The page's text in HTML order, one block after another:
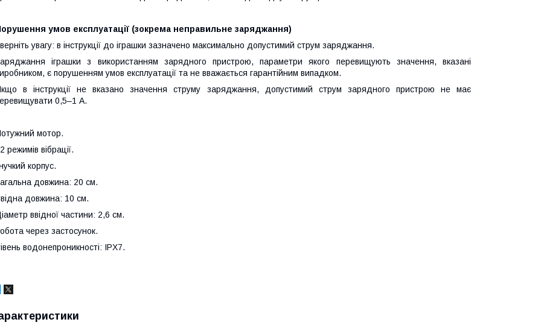
умов експлуатації (зокрема неправильне заряджання)
увагу: в інструкції до іграшки зазначено максимально допустимий струм заряджання.
іграшки з використанням зарядного пристрою, параметри якого перевищують значення, вказані
є порушенням умов експлуатації та не вважається гарантійним випадком.
в інструкції не вказано значення струму заряджання, допустимий струм зарядного пристрою не має
0,5–1 А.
мотор.
режимів вібрації.
корпус.
довжина: 20 см.
довжина: 10 см.
ввідної частини: 2,6 см.
через застосунок.
водонепроникності: IPX7.